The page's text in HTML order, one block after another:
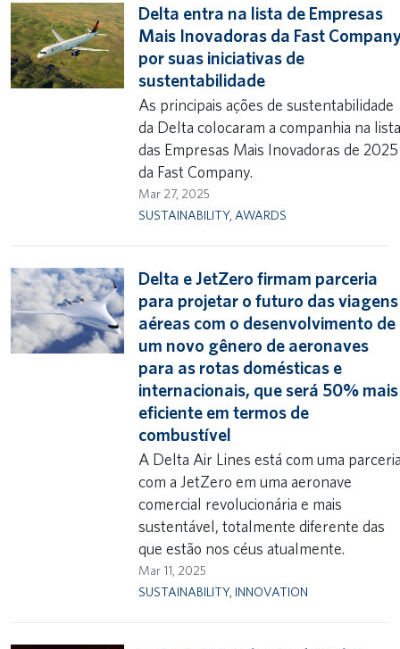
Delta entra na lista de Empresas
Mais Inovadoras da Fast
por suas iniciativas de
sustentabilidade
As principais ações de sustentabilidade
da Delta colocaram a companhia na
das Empresas Mais Inovadoras de 2025
da Fast Company.
Mar 27, 2025
SUSTAINABILITY, AWARDS
Delta e JetZero firmam parceria
para projetar o futuro das viagens
aéreas com o desenvolvimento de
um novo gênero de aeronaves
para as rotas domésticas e
internacionais, que será 50% mais
eficiente em termos de
combustível
A Delta Air Lines está com uma
com a JetZero em uma aeronave
comercial revolucionária e mais
sustentável, totalmente diferente das
que estão nos céus atualmente.
Mar 11, 2025
SUSTAINABILITY, INNOVATION